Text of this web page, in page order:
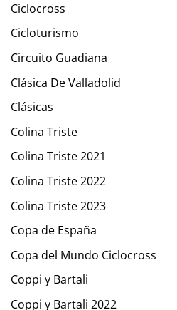
Ciclocross
Cicloturismo
Circuito Guadiana
Clásica De Valladolid
Clásicas
Colina Triste
Colina Triste 2021
Colina Triste 2022
Colina Triste 2023
Copa de España
Copa del Mundo Ciclocross
Coppi y Bartali
Coppi y Bartali 2022